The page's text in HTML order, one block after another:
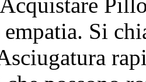
empatia. Si